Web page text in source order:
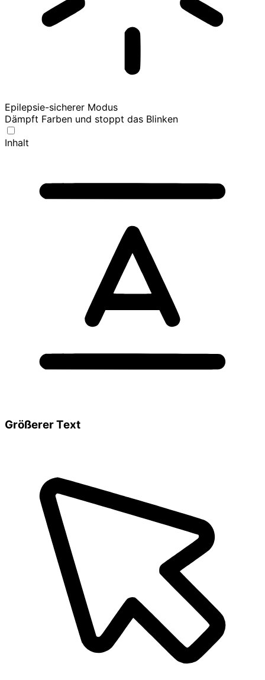
Epilepsie-sicherer Modus
Dämpft Farben und stoppt das Blinken
Inhalt
Größerer Text